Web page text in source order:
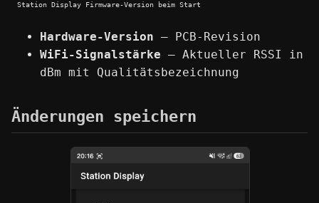
Station Display Firmware-Version beim Start
Hardware-Version — PCB-Revision
WiFi-Signalstärke — Aktueller RSSI in
dBm mit Qualitätsbezeichnung
Änderungen speichern